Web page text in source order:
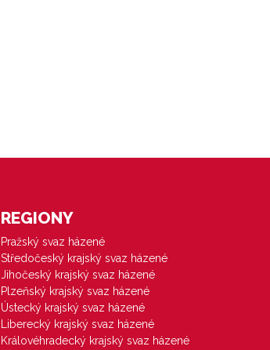
REGIONY
Pražský svaz házené
Středočeský krajský svaz házené
Jihočeský krajský svaz házené
Plzeňský krajský svaz házené
Ústecký krajský svaz házené
Liberecký krajský svaz házené
Královéhradecký krajský svaz házené